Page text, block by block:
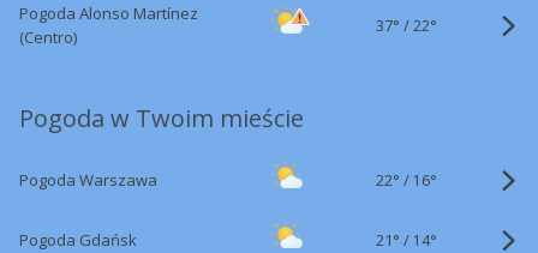
Pogoda Alonso Martínez
(Centro)
37° /22°
Pogoda w Twoim mieście
Pogoda Warszawa 22° / 16°
Pogoda Gdańsk 21° / 14°